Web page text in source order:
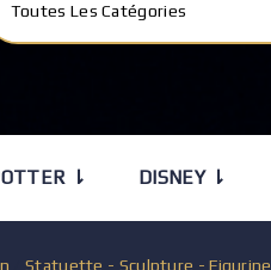
Toutes Les Catégories
⇂ DISNEY ⇂
/Statuette - Sculpture - Figurine